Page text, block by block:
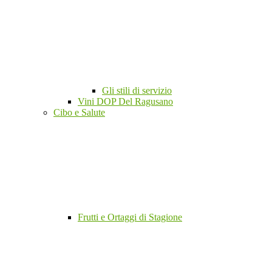
Gli stili di servizio
Vini DOP Del Ragusano
Cibo e Salute
Frutti e Ortaggi di Stagione